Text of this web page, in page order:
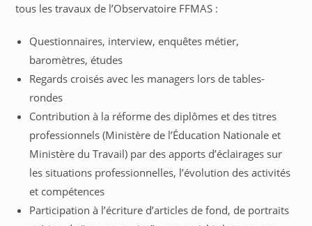
tous les travaux de l’Observatoire FFMAS :
Questionnaires, interview, enquêtes métier,
baromètres, études
Regards croisés avec les managers lors de tables-
rondes
Contribution à la réforme des diplômes et des titres
professionnels (Ministère de l’Éducation Nationale et
Ministère du Travail) par des apports d’éclairages sur
les situations professionnelles, l’évolution des activités
et compétences
Participation à l’écriture d’articles de fond, de portraits